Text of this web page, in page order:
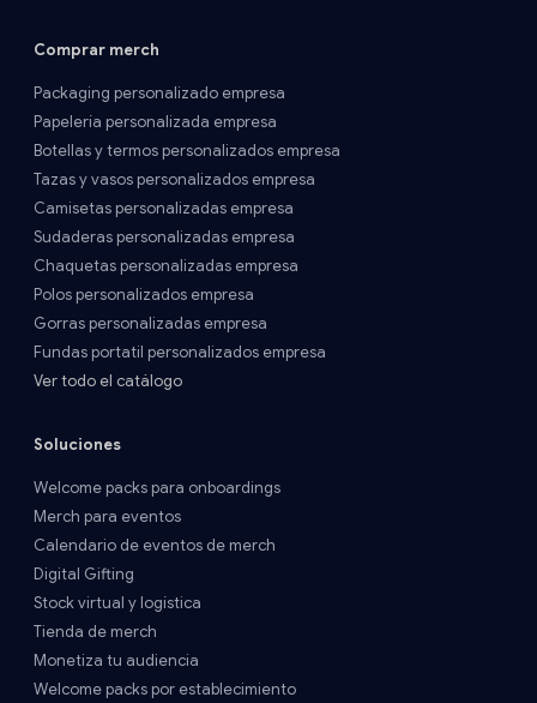
Comprar merch
Packaging personalizado empresa
Papelería personalizada empresa
Botellas y termos personalizados empresa
Tazas y vasos personalizados empresa
Camisetas personalizadas empresa
Sudaderas personalizadas empresa
Chaquetas personalizadas empresa
Polos personalizados empresa
Gorras personalizadas empresa
Fundas portatil personalizados empresa
Ver todo el catálogo
Soluciones
Welcome packs para onboardings
Merch para eventos
Calendario de eventos de merch
Digital Gifting
Stock virtual y logística
Tienda de merch
Monetiza tu audiencia
Welcome packs por establecimiento